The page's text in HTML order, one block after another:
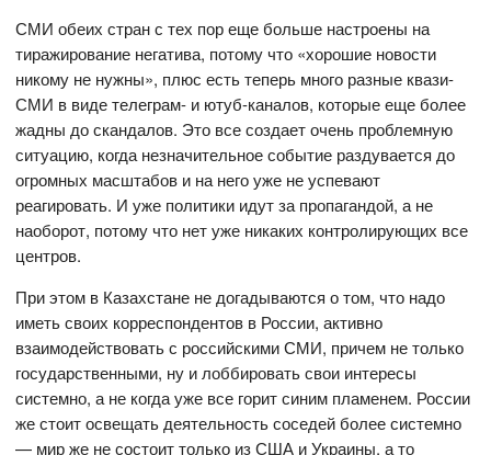
СМИ обеих стран с тех пор еще больше настроены на
тиражирование негатива, потому что «хорошие новости
никому не нужны», плюс есть теперь много разные квази-
СМИ в виде телеграм- и ютуб-каналов, которые еще более
жадны до скандалов. Это все создает очень проблемную
ситуацию, когда незначительное событие раздувается до
огромных масштабов и на него уже не успевают
реагировать. И уже политики идут за пропагандой, а не
наоборот, потому что нет уже никаких контролирующих все
центров.
При этом в Казахстане не догадываются о том, что надо
иметь своих корреспондентов в России, активно
взаимодействовать с российскими СМИ, причем не только
государственными, ну и лоббировать свои интересы
системно, а не когда уже все горит синим пламенем. России
же стоит освещать деятельность соседей более системно
— мир же не состоит только из США и Украины, а то